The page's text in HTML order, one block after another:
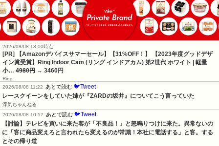
2026/08/08 13:00時点
[PR] 【Amazonデバイスサマーセール】【31%OFF！】 【2023年度グッドデザ
イン賞受賞】Ring Indoor Cam (リング インドアカム) 第2世代 ホワイト | 軽量
小… 4980円 → 3460円
Ring
2026/08/08 11:22
あとで読む 🐦Tweet
レースクイーンをしていた姉が『ZARDの坂井』についてこう言っていた
浮気ちゃんねる
2026/08/08 10:57
あとで読む 🐦Tweet
【討論】テレビを買いに来た客が「不良品！」と怒鳴りつけに来た。異常ないの
に「客に商品変えろと言われたら変えるのが常識！本社に電話する」と客。する
とその帰り道